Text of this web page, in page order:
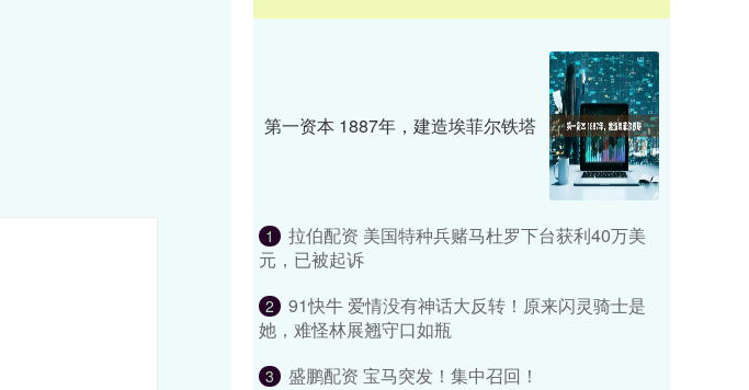
第一资本 1887年，建造埃菲尔铁塔
1
拉伯配资 美国特种兵赌马杜罗下台获利40万美
元，已被起诉
2
91快牛 爱情没有神话大反转！原来闪灵骑士是
她，难怪林展翘守口如瓶
3 盛鹏配资 宝马突发！集中召回！